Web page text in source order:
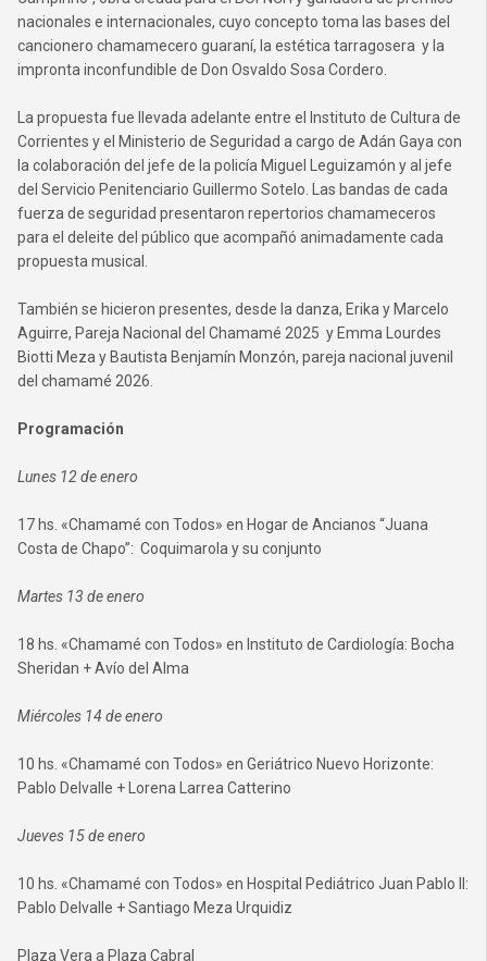
nacionales e internacionales, cuyo concepto toma las bases del
cancionero chamamecero guaraní, la estética tarragosera y la
impronta inconfundible de Don Osvaldo Sosa Cordero.
La propuesta fue llevada adelante entre el Instituto de Cultura de
Corrientes y el Ministerio de Seguridad a cargo de Adán Gaya con
la colaboración del jefe de la policía Miguel Leguizamón y al jefe
del Servicio Penitenciario Guillermo Sotelo. Las bandas de cada
fuerza de seguridad presentaron repertorios chamameceros
para el deleite del público que acompañó animadamente cada
propuesta musical.
También se hicieron presentes, desde la danza, Erika y Marcelo
Aguirre, Pareja Nacional del Chamamé 2025 y Emma Lourdes
Biotti Meza y Bautista Benjamín Monzón, pareja nacional juvenil
del chamamé 2026.
Programación
Lunes 12 de enero
17 hs. «Chamamé con Todos» en Hogar de Ancianos “Juana
Costa de Chapo”: Coquimarola y su conjunto
Martes 13 de enero
18 hs. «Chamamé con Todos» en Instituto de Cardiología: Bocha
Sheridan + Avío del Alma
Miércoles 14 de enero
10 hs. «Chamamé con Todos» en Geriátrico Nuevo Horizonte:
Pablo Delvalle + Lorena Larrea Catterino
Jueves 15 de enero
10 hs. «Chamamé con Todos» en Hospital Pediátrico Juan Pablo II:
Pablo Delvalle + Santiago Meza Urquidiz
Plaza Vera a Plaza Cabral